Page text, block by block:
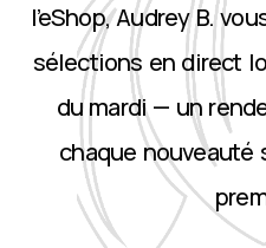
l’eShop, Audrey B.
sélections en direct
du mardi — un
chaque nouveauté